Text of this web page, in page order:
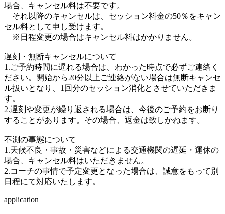
場合、キャンセル料は不要です。
それ以降のキャンセルは、セッション料金の50％をキャン
セル料として申し受けます。
※日程変更の場合はキャンセル料はかかりません。
遅刻・無断キャンセルについて
1.ご予約時間に遅れる場合は、わかった時点で必ずご連絡く
ださい。開始から20分以上ご連絡がない場合は無断キャンセ
ル扱いとなり、1回分のセッション消化とさせていただきま
す。
2.遅刻や変更が繰り返される場合は、今後のご予約をお断り
することがあります。その場合、返金は致しかねます。
不測の事態について
1.天候不良・事故・災害などによる交通機関の遅延・運休の
場合、キャンセル料はいただきません。
2.コーチの事情で予定変更となった場合は、誠意をもって別
日程にて対応いたします。
application